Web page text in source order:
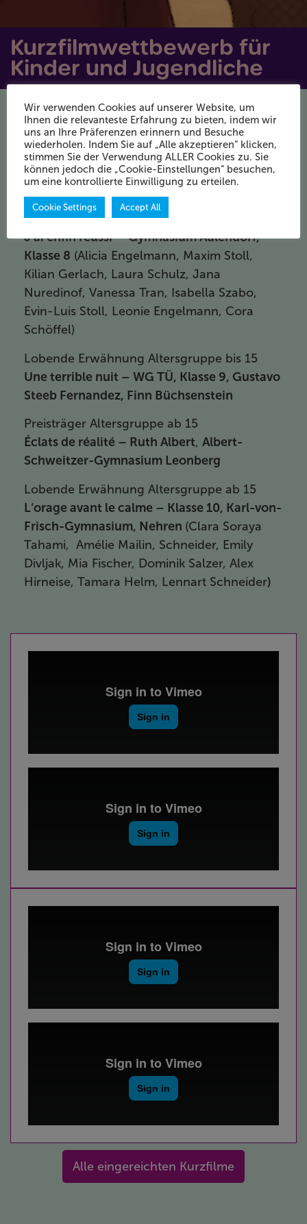
Kurzfilmwettbewerb für
Kinder und Jugendliche
Die Preisträger stehen
fest | Les lauréats sont
connus
Preisträger Altersgruppe bis 15:
J’ai enfin réussi–Gymnasium Aulendorf,
Klasse 8 (Alicia Engelmann, Maxim Stoll,
Kilian Gerlach, Laura Schulz, Jana
Nuredinof, Vanessa Tran, Isabella Szabo,
Evin-Luis Stoll, Leonie Engelmann, Cora
Schöffel)
Lobende Erwähnung Altersgruppe bis 15
Une terrible nuit – WG TÜ, Klasse 9, Gustavo
Steeb Fernandez, Finn Büchsenstein
Preisträger Altersgruppe ab 15
Éclats de réalité – Ruth Albert, Albert-
Schweitzer-Gymnasium Leonberg
Lobende Erwähnung Altersgruppe ab 15
L‘orage avant le calme – Klasse 10, Karl-von-
Frisch-Gymnasium, Nehren (Clara Soraya
Tahami, Amélie Mailin, Schneider, Emily
Divljak, Mia Fischer, Dominik Salzer, Alex
Hirneise, Tamara Helm, Lennart Schneider)
Alle eingereichten Kurzfilme
Wir verwenden Cookies auf unserer Website, um
Ihnen die relevanteste Erfahrung zu bieten, indem wir
uns an Ihre Präferenzen erinnern und Besuche
wiederholen. Indem Sie auf „Alle akzeptieren“ klicken,
stimmen Sie der Verwendung ALLER Cookies zu. Sie
können jedoch die „Cookie-Einstellungen“ besuchen,
um eine kontrollierte Einwilligung zu erteilen.
Cookie Settings Accept All